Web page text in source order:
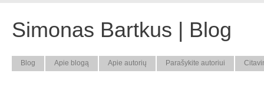
Simonas Bartkus | Blog
Blog Apie blogą Apie autorių Parašykite autoriui